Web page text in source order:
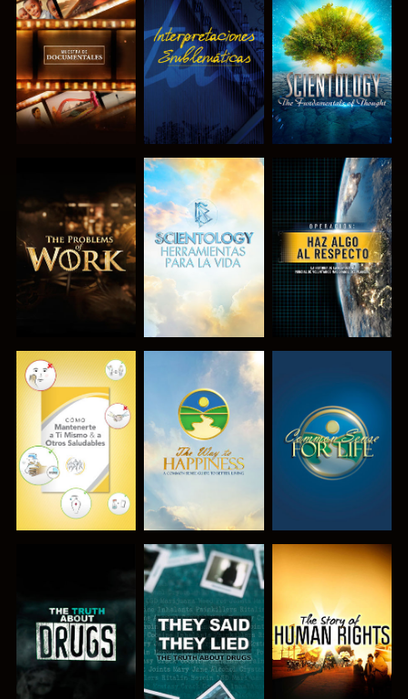
EXPLORA LAS
SERIES
VE
EXPLORA LAS
SERIES
EXPLORA LAS
SERIES
EXPLORA LAS
SERIES
VE
VE VE VE
VE VE